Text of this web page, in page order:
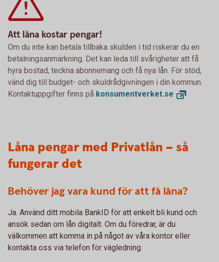
Att låna kostar pengar!
Om du inte kan betala tillbaka skulden i tid riskerar du en
betalningsanmärkning. Det kan leda till svårigheter att få
hyra bostad, teckna abonnemang och få nya lån. För stöd,
vänd dig till budget- och skuldrådgivningen i din kommun.
Kontaktuppgifter finns på konsumentverket.se
Låna pengar med Privatlån – så
fungerar det
Behöver jag vara kund för att få låna?
Ja. Använd ditt mobila BankID för att enkelt bli kund och
ansök sedan om lån digitalt. Om du föredrar, är du
välkommen att komma in på något av våra kontor eller
kontakta oss via telefon för vägledning.